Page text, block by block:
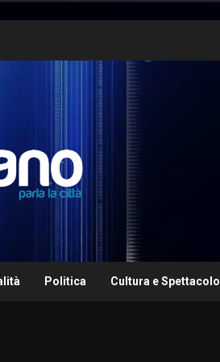
Politica Cultura e Spettacolo